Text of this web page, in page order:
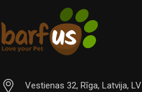
Vestienas 32, Rīga, Latvija, LV